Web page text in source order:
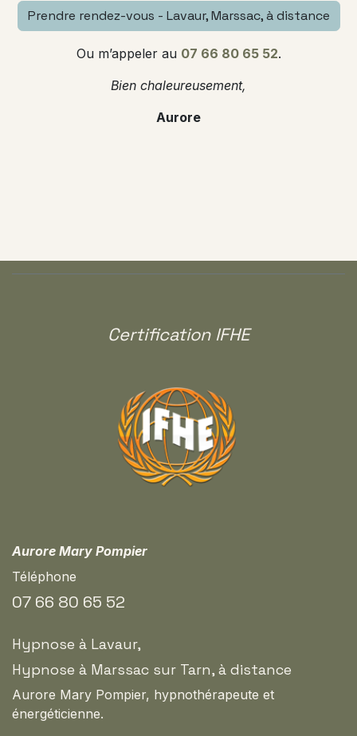
Prendre rendez-vous - Lavaur, Marssac, à distance
Ou m’appeler au 07 66 80 65 52.
Bien chaleureusement,
Aurore
Certification IFHE
Aurore Mary Pompier
Téléphone
07 66 80 65 52
Hypnose à Lavaur,
Hypnose à Marssac sur Tarn, à distance
Aurore Mary Pompier, hypnothérapeute et
énergéticienne.